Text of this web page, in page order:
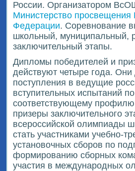
России. Организатором
Министерство просвещения
Федерации. Соревнование
школьный, муниципальный,
заключительный этапы.
Дипломы победителей и
действуют четыре года.
поступления в ведущие
вступительных испытаний по
соответствующему
призеры заключительного
всероссийской олимпиады
стать участниками учебно-
установочных сборов по
формированию сборных
участия в международных